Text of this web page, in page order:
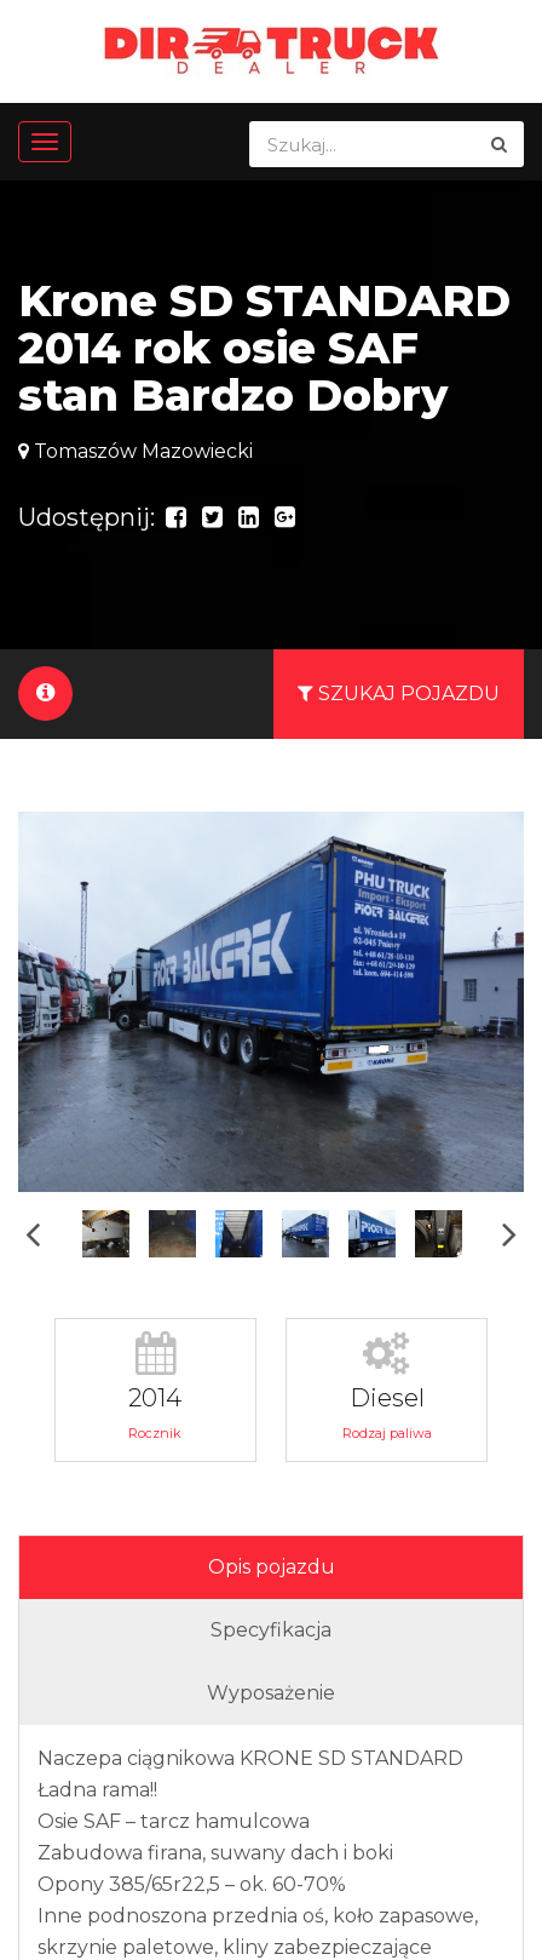
Krone SD STANDARD
2014 rok osie SAF
stan Bardzo Dobry
Tomaszów Mazowiecki
Udostępnij:
SZUKAJ POJAZDU
2014
Rocznik
Diesel
Rodzaj paliwa
Opis pojazdu
Specyfikacja
Wyposażenie
Naczepa ciągnikowa KRONE SD STANDARD
Ładna rama!!
Osie SAF – tarcz hamulcowa
Zabudowa firana, suwany dach i boki
Opony 385/65r22,5 – ok. 60-70%
Inne podnoszona przednia oś, koło zapasowe,
skrzynie paletowe, kliny zabezpieczające